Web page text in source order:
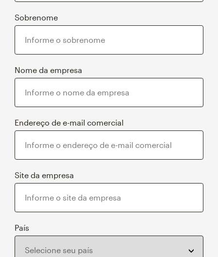
Sobrenome
Nome da empresa
Endereço de e-mail comercial
Site da empresa
País